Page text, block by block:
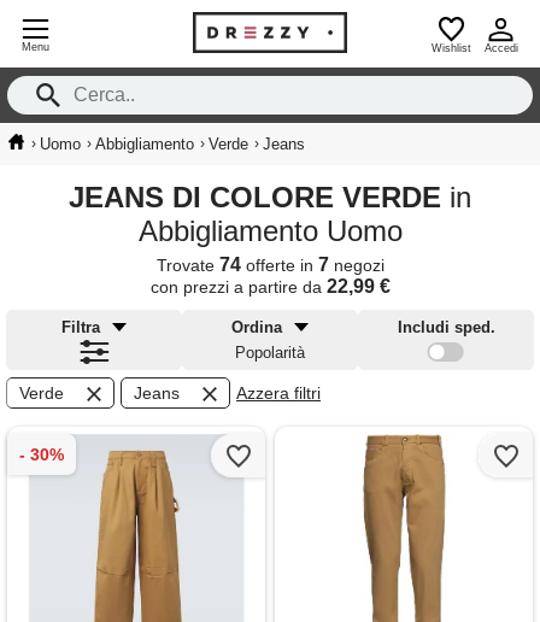
Menu Wishlist Accedi
› Uomo › Abbigliamento › Verde › Jeans
JEANS DI COLORE VERDE in
Abbigliamento Uomo
Trovate 74offerte in 7negozi
con prezzi a partire da 22,99 €
Filtra
Ordina
Popolarità
Includi sped.
Verde Jeans Azzera filtri